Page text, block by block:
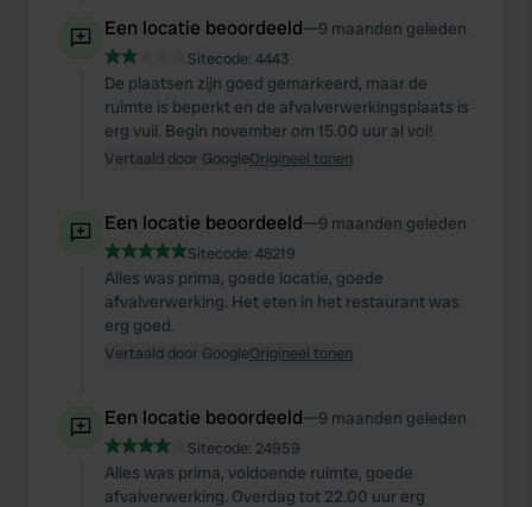
Een locatie beoordeeld—9 maanden geleden
Sitecode: 4443
De plaatsen zijn goed gemarkeerd, maar de
ruimte is beperkt en de afvalverwerkingsplaats is
erg vuil. Begin november om 15.00 uur al vol!
Vertaald door GoogleOrigineel tonen
Een locatie beoordeeld—9 maanden geleden
Sitecode: 48219
Alles was prima, goede locatie, goede
afvalverwerking. Het eten in het restaurant was
erg goed.
Vertaald door GoogleOrigineel tonen
Een locatie beoordeeld—9 maanden geleden
Sitecode: 24959
Alles was prima, voldoende ruimte, goede
afvalverwerking. Overdag tot 22.00 uur erg